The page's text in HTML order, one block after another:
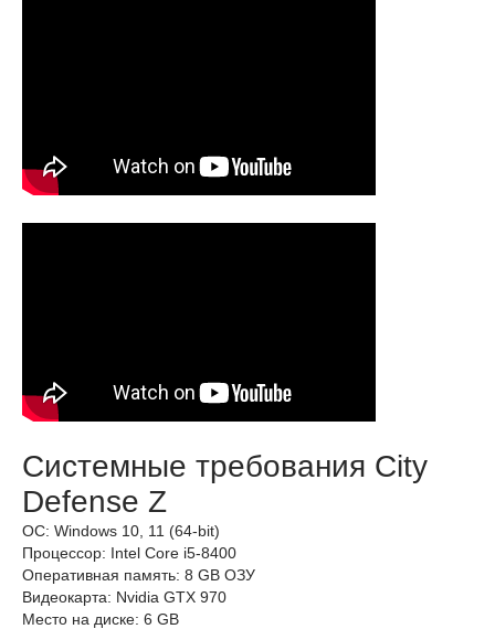
Системные требования City
Defense Z
ОС: Windows 10, 11 (64-bit)
Процессор: Intel Core i5-8400
Оперативная память: 8 GB ОЗУ
Видеокарта: Nvidia GTX 970
Место на диске: 6 GB